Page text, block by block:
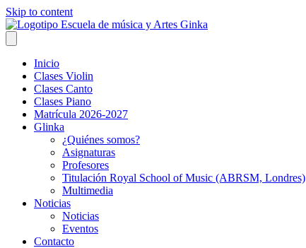
Skip to content
Inicio
Clases Violin
Clases Canto
Clases Piano
Matrícula 2026-2027
Glinka
¿Quiénes somos?
Asignaturas
Profesores
Titulación Royal School of Music (ABRSM, Londres)
Multimedia
Noticias
Noticias
Eventos
Contacto